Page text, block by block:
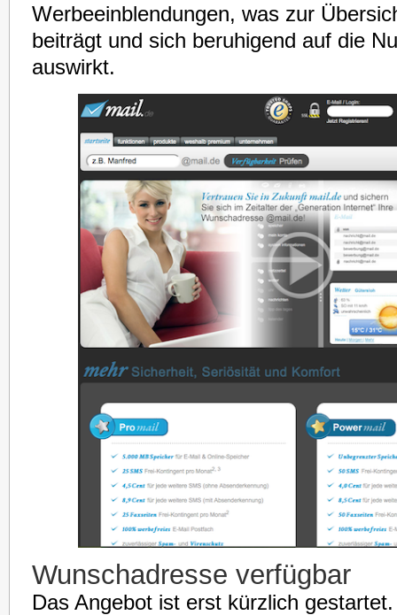
Werbeeinblendungen, was zur
beiträgt und sich beruhigend auf die
auswirkt.
Wunschadresse verfügbar
Das Angebot ist erst kürzlich